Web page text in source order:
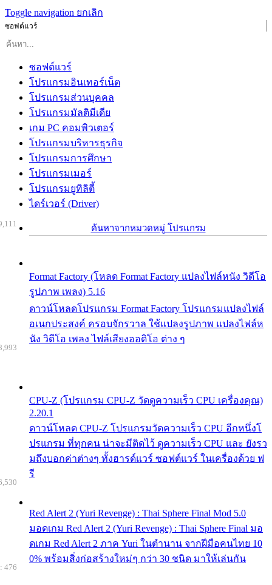
Toggle navigation ยกเลิก
ซอฟต์แวร์
ซอฟต์แวร์
โปรแกรมอินเทอร์เน็ต
โปรแกรมส่วนบุคคล
โปรแกรมมัลติมีเดีย
เกม PC คอมพิวเตอร์
โปรแกรมบริหารธุรกิจ
โปรแกรมการศึกษา
โปรแกรมเมอร์
โปรแกรมยูทิลิตี้
ไดร์เวอร์ (Driver)
ค้นหาจากหมวดหมู่ โปรแกรม
Format Factory (โหลด Format Factory แปลงไฟล์หนัง วิดีโอ
รูปภาพ เพลง) 5.16
ดาวน์โหลดโปรแกรม Format Factory โปรแกรมแปลงไฟล์
อเนกประสงค์ ครอบจักรวาล ใช้แปลงรูปภาพ แปลงไฟล์ห
นัง วิดีโอ เพลง ไฟล์เสียงออดิโอ ต่าง ๆ
CPU-Z (โปรแกรม CPU-Z วัดดูความเร็ว CPU เครื่องคุณ)
2.20.1
ดาวน์โหลด CPU-Z โปรแกรมวัดความเร็ว CPU อีกหนึ่งโ
ปรแกรม ที่ทุกคน น่าจะมีติดไว้ ดูความเร็ว CPU และ ยังรว
มถึงบอกค่าต่างๆ ทั้งฮารด์แวร์ ซอฟต์แวร์ ในเครื่องด้วย ฟ
รี
Red Alert 2 (Yuri Revenge) : Thai Sphere Final Mod 5.0
มอดเกม Red Alert 2 (Yuri Revenge) : Thai Sphere Final มอ
ดเกม Red Alert 2 ภาค Yuri ในตำนาน จากฝีมือคนไทย 10
0% พร้อมสิ่งก่อสร้างใหม่ๆ กว่า 30 ชนิด มาให้เล่นกัน
476